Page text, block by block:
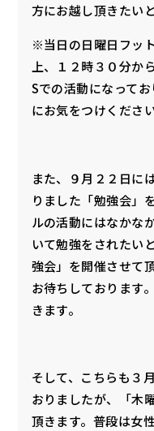
方にお越し頂きたい
※当日の日曜日フッ
上、１２時３０分か
Sでの活動になって
にお気をつけください
また、９月２２日に
りました「勉強会」
ルの活動にはなかな
いて勉強をされたい
強会」を開催させて
お待ちしております
きます。
そして、こちらも３
おりましたが、「木
頂きます。普段は女